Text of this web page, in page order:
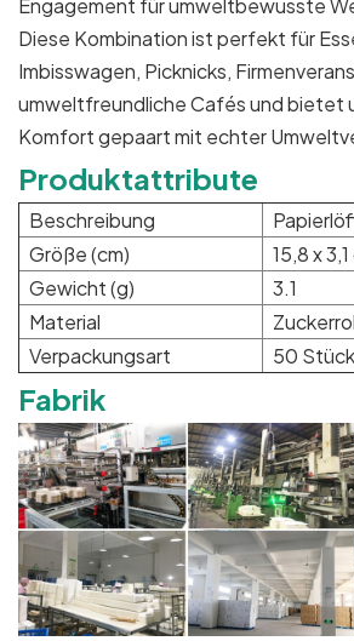
Engagement für umweltbewusste
Diese Kombination ist perfekt für
Imbisswagen, Picknicks,
umweltfreundliche Cafés und bietet
Komfort gepaart mit echter
Produktattribute
Beschreibung
Größe (cm)
15,8 x
Gewicht (g)
3.1
Material
Verpackungsart
50
Fabrik